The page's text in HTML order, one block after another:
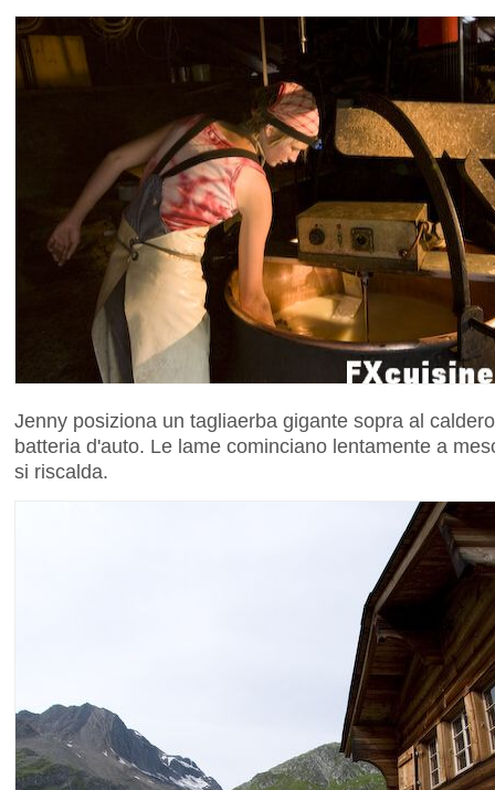
Jenny posiziona un tagliaerba gigante sopra al
batteria d'auto. Le lame cominciano lentamente a
si riscalda.